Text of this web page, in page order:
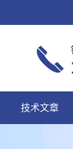
技术文章